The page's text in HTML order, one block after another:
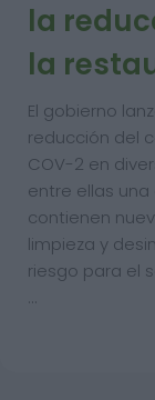
la
la
El gobierno
reducción del
COV-2 en
entre ellas una
contienen
limpieza y
riesgo para el
…